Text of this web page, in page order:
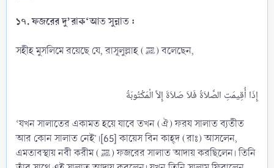
১৭. ফজরের দু’রাক‘আত সুন্নাত :
সহীহ মুসলিমে রয়েছে যে, রাসূলুল্লাহ (ﷺ) বলেছেন,
‘যখন সালাতের একামত হয়ে যাবে তখন (ঐ) ফরয সালাত ব্যতীত
আর কোন সালাত নেই’।[65] কায়েস বিন কাহ্দ (রাঃ) আসলেন,
এমতাবস্থায় নবী করীম (ﷺ) ফজরের সালাত আদায় করছিলেন। তিনি